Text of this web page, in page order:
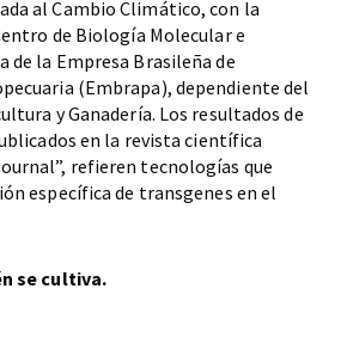
al Cambio Climático, con la
de Biología Molecular e
de la Empresa Brasileña de
(Embrapa), dependiente del
y Ganadería. Los resultados de
en la revista científica
refieren tecnologías que
específica de transgenes en el
se cultiva.